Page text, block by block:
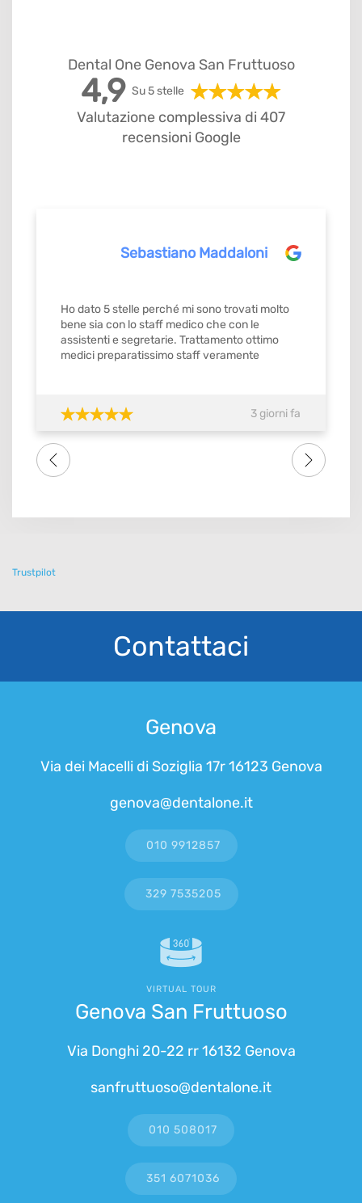
Dental One Genova San Fruttuoso
4,9 Su 5 stelle
Valutazione complessiva di 407
recensioni Google
Sebastiano Maddaloni
3 giorni fa
Ho dato 5 stelle perché mi sono trovati molto
bene sia con lo staff medico che con le
assistenti e segretarie. Trattamento ottimo
medici preparatissimo staff veramente
massimo del voto SI meritebbe anche 10.
one . Grazie di tutto a tutto lo staff
Trustpilot
Contattaci
Genova
Via dei Macelli di Soziglia 17r 16123 Genova
genova@dentalone.it
010 9912857
329 7535205
VIRTUAL TOUR
Genova San Fruttuoso
Via Donghi 20-22 rr 16132 Genova
sanfruttuoso@dentalone.it
010 508017
351 6071036